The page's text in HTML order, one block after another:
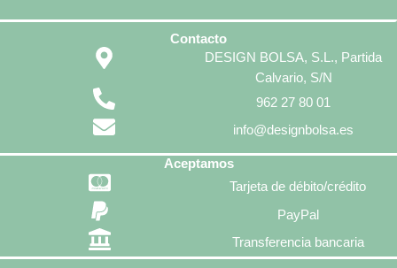
Contacto
DESIGN BOLSA, S.L., Partida
Calvario, S/N
962 27 80 01
info@designbolsa.es
Aceptamos
Tarjeta de débito/crédito
PayPal
Transferencia bancaria